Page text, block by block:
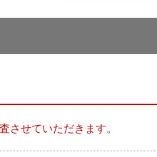
させていただきます。